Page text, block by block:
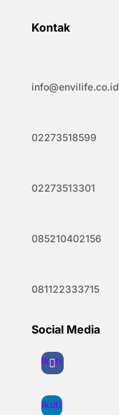
Kontak
info@envilife.co.id
02273518599
02273513301
085210402156
081122333715
Social Media
Ikuti
Ikuti